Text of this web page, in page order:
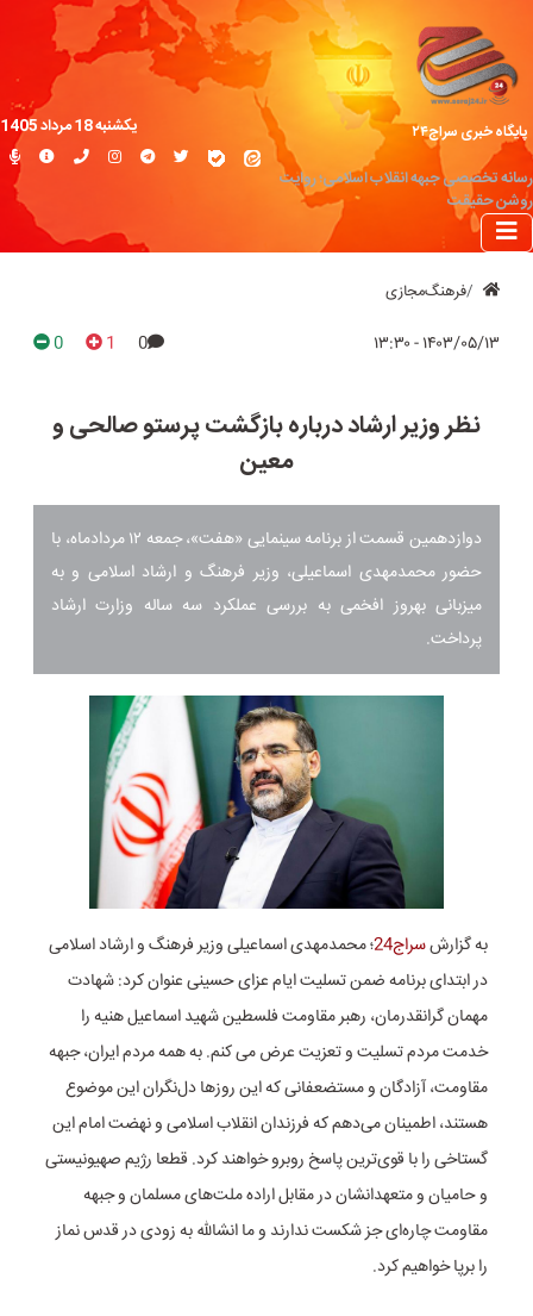
پایگاه خبری سراج۲۴
رسانه تخصصی جبهه انقلاب اسلامی؛ روایت
روشن حقیقت
یکشنبه 18 مرداد 1405
فرهنگ‌مجازی
۱۴۰۳/۰۵/۱۳ - ۱۳:۳۰ 0
1
0
نظر وزیر ارشاد درباره بازگشت پرستو صالحی و
معین
دوازدهمین قسمت از برنامه سینمایی «هفت»، جمعه ۱۲ مردادماه، با
حضور محمدمهدی اسماعیلی، وزیر فرهنگ و ارشاد اسلامی و به
میزبانی بهروز افخمی به بررسی عملکرد سه ساله وزارت ارشاد
پرداخت.
به گزارشسراج24
؛ محمدمهدی اسماعیلی وزیر فرهنگ و ارشاد اسلامی
در ابتدای برنامه ضمن تسلیت ایام عزای حسینی عنوان کرد: شهادت
مهمان گرانقدرمان، رهبر مقاومت فلسطین شهید اسماعیل هنیه را
خدمت مردم تسلیت و تعزیت عرض می کنم. به همه مردم ایران، جبهه
مقاومت، آزادگان و مستضعفانی که این‌ روزها دل‌نگران این موضوع
هستند، اطمینان می‌دهم که فرزندان انقلاب اسلامی و نهضت امام این
گستاخی را با قوی‌ترین پاسخ روبرو خواهند کرد. قطعا رژیم صهیونیستی
و حامیان و متعهدانشان در مقابل اراده ملت‌های مسلمان و جبهه
مقاومت چاره‌ای جز شکست ندارند و ما انشالله به زودی در قدس نماز
را برپا خواهیم کرد.